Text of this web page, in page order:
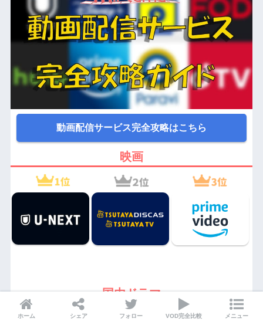
動画配信サービス完全攻略はこちら
映画
国内ドラマ
ホーム シェア フォロー VOD完全比較 メニュー